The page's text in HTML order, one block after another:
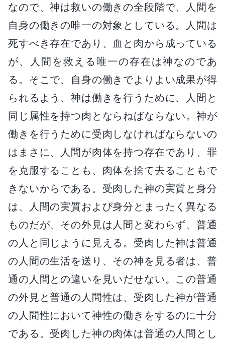
なので、神は救いの働きの全段階で、人間を
自身の働きの唯一の対象としている。人間は
死すべき存在であり、血と肉から成っている
が、人間を救える唯一の存在は神なのであ
る。そこで、自身の働きでよりよい成果が得
られるよう、神は働きを行うために、人間と
同じ属性を持つ肉とならねばならない。神が
働きを行うために受肉しなければならないの
はまさに、人間が肉体を持つ存在であり、罪
を克服することも、肉体を捨て去ることもで
きないからである。受肉した神の実質と身分
は、人間の実質および身分とまったく異なる
ものだが、その外見は人間と変わらず、普通
の人と同じように見える。受肉した神は普通
の人間の生活を送り、その神を見る者は、普
通の人間との違いを見いだせない。この普通
の外見と普通の人間性は、受肉した神が普通
の人間性において神性の働きをするのに十分
である。受肉した神の肉体は普通の人間とし